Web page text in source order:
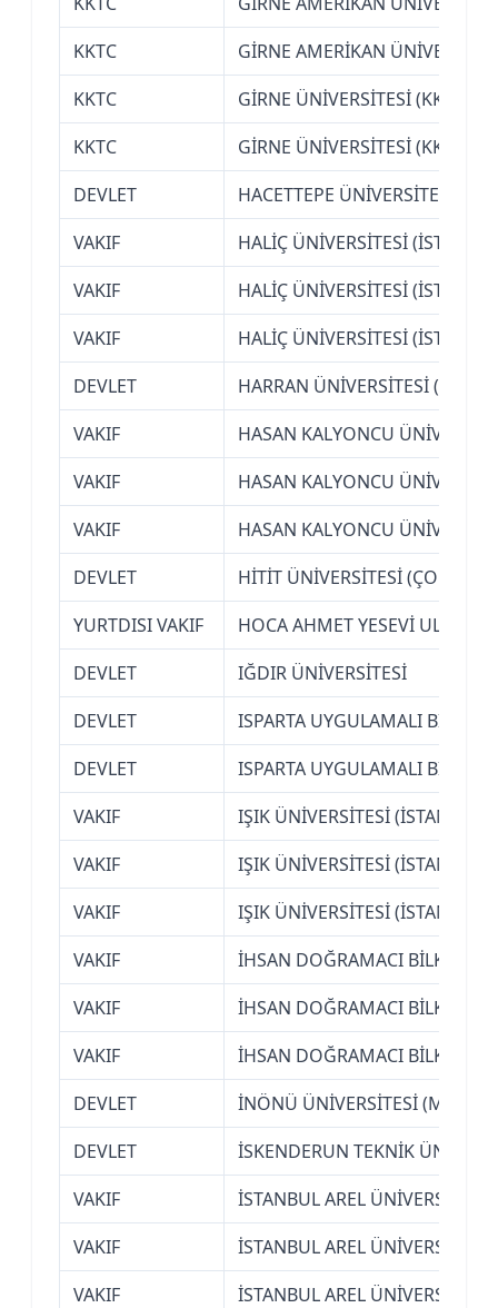
KKTC
GİRNE AMERİKAN
KKTC
GİRNE ÜNİVERSİTESİ (KKTC-
KKTC
GİRNE ÜNİVERSİTESİ (KKTC-
DEVLET
HACETTEPE ÜNİVERSİTESİ
VAKIF
HALİÇ ÜNİVERSİTESİ
VAKIF
HALİÇ ÜNİVERSİTESİ
VAKIF
HALİÇ ÜNİVERSİTESİ
DEVLET
HARRAN ÜNİVERSİTESİ
VAKIF
HASAN KALYONCU
VAKIF
HASAN KALYONCU
VAKIF
HASAN KALYONCU
DEVLET
HİTİT ÜNİVERSİTESİ (ÇORUM)
YURTDISI VAKIF
HOCA AHMET YESEVİ
DEVLET
IĞDIR ÜNİVERSİTESİ
DEVLET
ISPARTA UYGULAMALI
DEVLET
ISPARTA UYGULAMALI
VAKIF
IŞIK ÜNİVERSİTESİ (İSTANBUL)
VAKIF
IŞIK ÜNİVERSİTESİ (İSTANBUL)
VAKIF
IŞIK ÜNİVERSİTESİ (İSTANBUL)
VAKIF
İHSAN DOĞRAMACI BİLKENT
VAKIF
İHSAN DOĞRAMACI BİLKENT
VAKIF
İHSAN DOĞRAMACI BİLKENT
DEVLET
İNÖNÜ ÜNİVERSİTESİ
DEVLET
İSKENDERUN TEKNİK
VAKIF
İSTANBUL AREL ÜNİVERSİTESİ
VAKIF
İSTANBUL AREL ÜNİVERSİTESİ
VAKIF
İSTANBUL AREL ÜNİVERSİTESİ